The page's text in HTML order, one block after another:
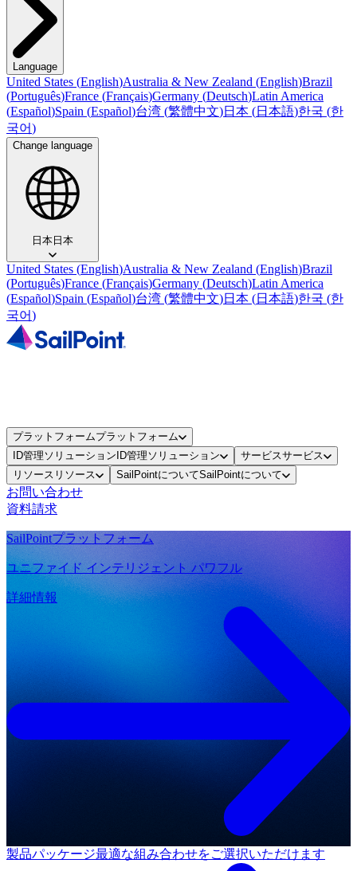
Language
United States (English)Australia & New Zealand (English)Brazil
(Português)France (Français)Germany (Deutsch)Latin America
(Español)Spain (Español)台湾 (繁體中文)日本 (日本語)한국 (한
국어)
Change language
日本日本
United States (English)Australia & New Zealand (English)Brazil
(Português)France (Français)Germany (Deutsch)Latin America
(Español)Spain (Español)台湾 (繁體中文)日本 (日本語)한국 (한
국어)
プラットフォームプラットフォーム
ID管理ソリューション ID管理ソリューション サービスサービス
リソース リソース SailPointについてSailPointについて
お問い合わせ
資料請求
SailPointプラットフォーム
ユニファイド インテリジェント パワフル
詳細情報
製品パッケージ最適な組み合わせをご選択いただけます